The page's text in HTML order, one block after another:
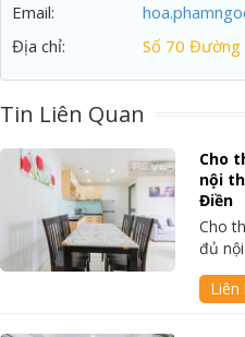
Email:
Địa chỉ:
Số 70 Đường
Tin Liên Quan
Cho
nội
Điền
Cho
đủ